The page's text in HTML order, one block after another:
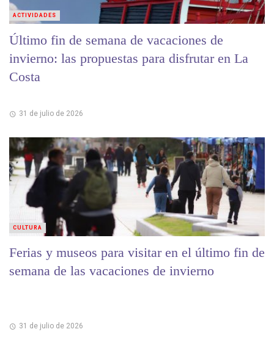
Último fin de semana de vacaciones de
invierno: las propuestas para disfrutar en La
Costa
31 de julio de 2026
ACTIVIDADES
Ferias y museos para visitar en el último fin de
semana de las vacaciones de invierno
31 de julio de 2026
CULTURA